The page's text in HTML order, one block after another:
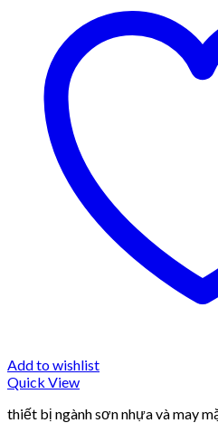
Add to wishlist
Quick View
thiết bị ngành sơn nhựa và may